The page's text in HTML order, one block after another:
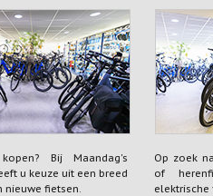
Bij Maandag's
u keuze uit een breed
nieuwe fietsen.
Op zoek
of
elektrische